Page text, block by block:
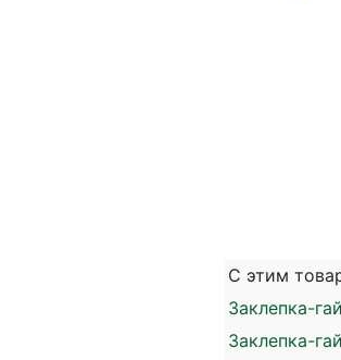
С этим
Заклепка-
Заклепка-